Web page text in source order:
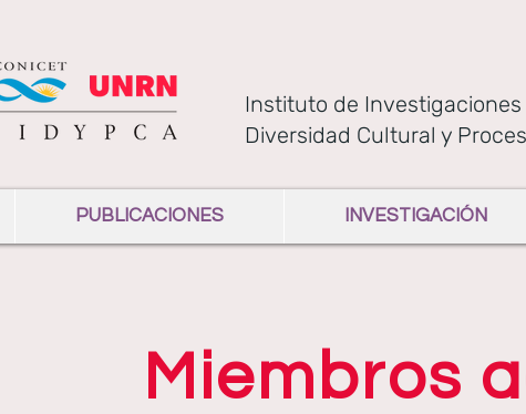
Instituto de Investigaciones
Diversidad Cultural y
PUBLICACIONES INVESTIGACIÓN
Miembros